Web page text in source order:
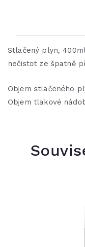
Stlačený plyn,
nečistot ze špatně
Objem stlačeného
Objem tlakové